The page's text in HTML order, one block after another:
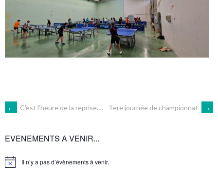
NAVIGATION
DES
ARTICLES
← C’est l’heure de la reprise…. 1ere journée de championnat →
EVENEMENTS A VENIR...
Notice Il n’y a pas d’évènements à venir.